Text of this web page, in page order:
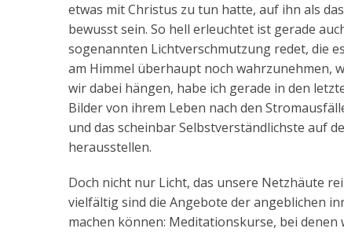
etwas mit Christus zu tun hatte, auf ihn als
bewusst sein. So hell erleuchtet ist gerade
sogenannten Lichtverschmutzung redet, die
am Himmel überhaupt noch wahrzunehmen,
wir dabei hängen, habe ich gerade in den
Bilder von ihrem Leben nach den
und das scheinbar Selbstverständlichste auf
herausstellen.
Doch nicht nur Licht, das unsere Netzhäute
vielfältig sind die Angebote der angeblichen
machen können: Meditationskurse, bei